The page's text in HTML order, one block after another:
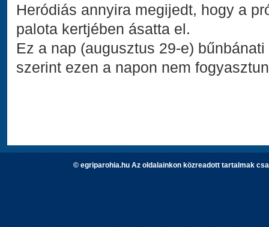
Heródiás annyira megijedt, hogy a
palota kertjében ásatta el.
Ez a nap (augusztus 29-e)
szerint ezen a napon nem
© egriparohia.hu Az oldalainkon közreadott tartalmak